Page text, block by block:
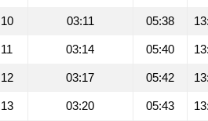
10 03:11 05:38
11 03:14 05:40
12 03:17 05:42
13 03:20 05:43